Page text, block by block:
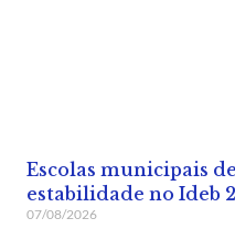
Escolas municipais
estabilidade no Ideb
07/08/2026